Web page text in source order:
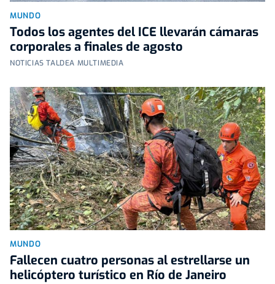
MUNDO
Todos los agentes del ICE llevarán cámaras
corporales a finales de agosto
NOTICIAS TALDEA MULTIMEDIA
MUNDO
Fallecen cuatro personas al estrellarse un
helicóptero turístico en Río de Janeiro